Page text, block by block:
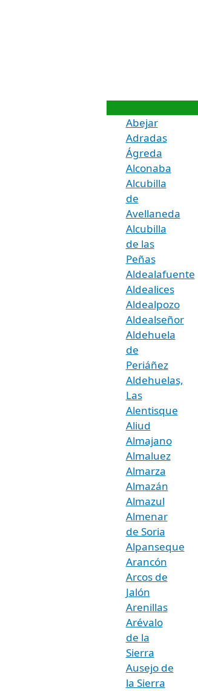
Abejar
Adradas
Ágreda
Alconaba
Alcubilla
de
Avellaneda
Alcubilla
de las
Peñas
Aldealafuente
Aldealices
Aldealpozo
Aldealseñor
Aldehuela
de
Periáñez
Aldehuelas,
Las
Alentisque
Aliud
Almajano
Almaluez
Almarza
Almazán
Almazul
Almenar
de Soria
Alpanseque
Arancón
Arcos de
Jalón
Arenillas
Arévalo
de la
Sierra
Ausejo de
la Sierra